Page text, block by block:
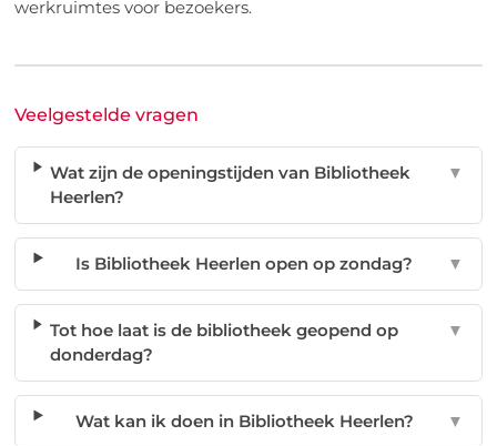
werkruimtes voor bezoekers.
Veelgestelde vragen
Wat zijn de openingstijden van Bibliotheek
Heerlen?
▼
Is Bibliotheek Heerlen open op zondag? ▼
Tot hoe laat is de bibliotheek geopend op
donderdag?
▼
Wat kan ik doen in Bibliotheek Heerlen? ▼